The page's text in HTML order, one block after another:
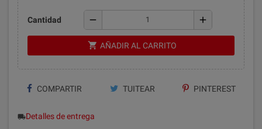
Cantidad remove add
shopping_cart AÑADIR AL CARRITO
COMPARTIR TUITEAR PINTEREST
local_shippingDetalles de entrega